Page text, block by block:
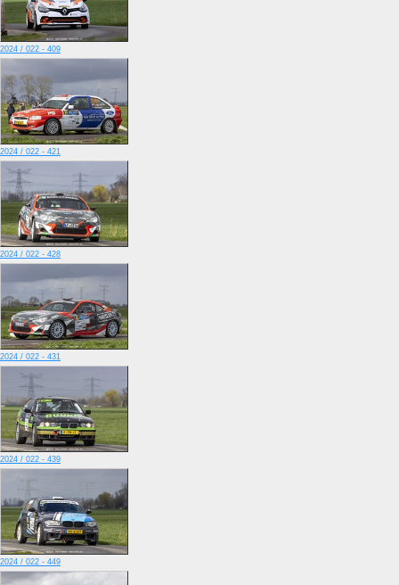
2024 / 022 - 409
2024 / 022 - 421
2024 / 022 - 428
2024 / 022 - 431
2024 / 022 - 439
2024 / 022 - 449